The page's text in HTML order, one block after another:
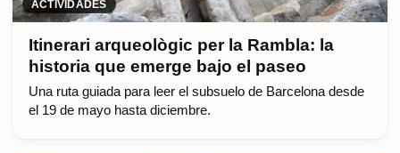
ACTIVIDADES
Itinerari arqueològic per la Rambla: la
historia que emerge bajo el paseo
Una ruta guiada para leer el subsuelo de Barcelona desde
el 19 de mayo hasta diciembre.